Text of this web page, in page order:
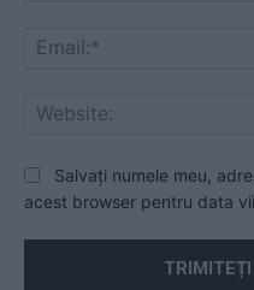
Salvați numele meu,
acest browser pentru data